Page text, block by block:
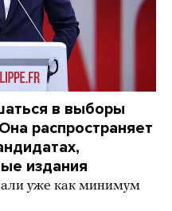
в выборы
распространяет
издания
уже как минимум